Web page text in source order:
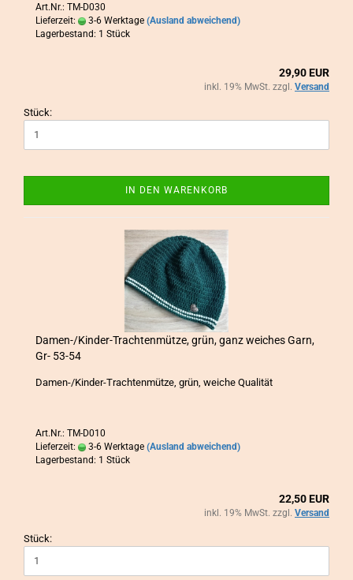
Art.Nr.: TM-D030
Lieferzeit:
3-6 Werktage (Ausland abweichend)
Lagerbestand: 1 Stück
29,90 EUR
inkl. 19% MwSt. zzgl. Versand
Stück:
IN DEN WARENKORB
Damen-​​/Kinder-​​Trach­ten­müt­ze, grün, ganz wei­ches Garn,
Gr- 53-54
Damen-​/Kinder-​Trachtenmütze, grün, wei­che Qua­li­tät
Art.Nr.: TM-D010
Lieferzeit:
3-6 Werktage (Ausland abweichend)
Lagerbestand: 1 Stück
22,50 EUR
inkl. 19% MwSt. zzgl. Versand
Stück: